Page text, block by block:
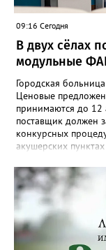
09:16 Сегодня
В двух сёлах
модульные
Городская
Ценовые
принимаются до 12
поставщик должен
конкурсных
акушерских
также комната для
другие
расположится на
на Советской, 79.